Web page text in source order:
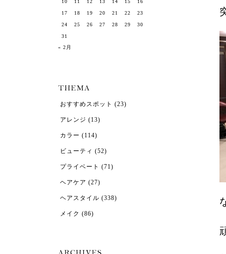
« 2月
10 11 12 13 14 15 16
17 18 19 20 21 22 23
24 25 26 27 28 29 30
31
おすすめスポット (23)
アレンジ (13)
カラー (114)
ビューティ (52)
プライベート (71)
ヘアケア (27)
ヘアスタイル (338)
メイク (86)